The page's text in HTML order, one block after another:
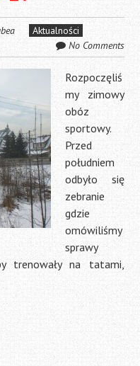
Aktualności
No Comments
Rozpoczęliś
my zimowy
obóz
sportowy.
Przed
południem
odbyło się
zebranie
gdzie
omówiliśmy
sprawy
trenowały na tatami,